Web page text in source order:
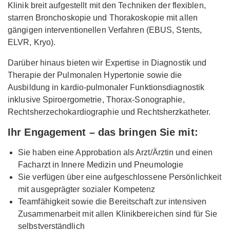
Klinik breit aufgestellt mit den Techniken der flexiblen,
starren Bronchoskopie und Thorakoskopie mit allen
gängigen interventionellen Verfahren (EBUS, Stents,
ELVR, Kryo).
Darüber hinaus bieten wir Expertise in Diagnostik und
Therapie der Pulmonalen Hypertonie sowie die
Ausbildung in kardio-pulmonaler Funktionsdiagnostik
inklusive Spiroergometrie, Thorax-Sonographie,
Rechtsherzechokardiographie und Rechtsherzkatheter.
Ihr Engagement – das bringen Sie mit:
Sie haben eine Approbation als Arzt/Ärztin und einen
Facharzt in Innere Medizin und Pneumologie
Sie verfügen über eine aufgeschlossene Persönlichkeit
mit ausgeprägter sozialer Kompetenz
Teamfähigkeit sowie die Bereitschaft zur intensiven
Zusammenarbeit mit allen Klinikbereichen sind für Sie
selbstverständlich